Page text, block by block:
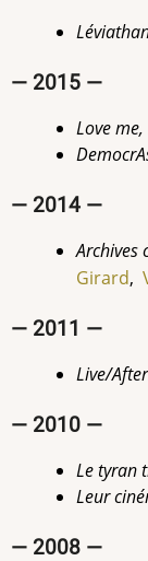
— 2015 —
Love
— 2014 —
Archives
Girard,
— 2011 —
Live/
— 2010 —
Le tyran
Leur
— 2008 —